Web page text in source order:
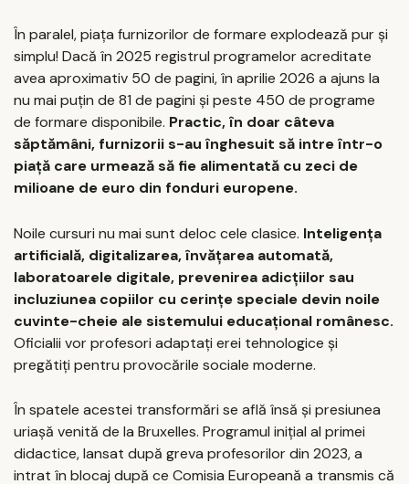
În paralel, piața furnizorilor de formare explodează pur și
simplu! Dacă în 2025 registrul programelor acreditate
avea aproximativ 50 de pagini, în aprilie 2026 a ajuns la
nu mai puțin de 81 de pagini și peste 450 de programe
de formare disponibile. Practic, în doar câteva
săptămâni, furnizorii s-au înghesuit să intre într-o
piață care urmează să fie alimentată cu zeci de
milioane de euro din fonduri europene.
Noile cursuri nu mai sunt deloc cele clasice. Inteligența
artificială, digitalizarea, învățarea automată,
laboratoarele digitale, prevenirea adicțiilor sau
incluziunea copiilor cu cerințe speciale devin noile
cuvinte-cheie ale sistemului educațional românesc.
Oficialii vor profesori adaptați erei tehnologice și
pregătiți pentru provocările sociale moderne.
În spatele acestei transformări se află însă și presiunea
uriașă venită de la Bruxelles. Programul inițial al primei
didactice, lansat după greva profesorilor din 2023, a
intrat în blocaj după ce Comisia Europeană a transmis că